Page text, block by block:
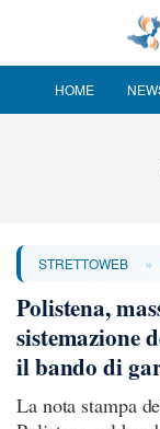
HOME
STRETTOWEB »
Polistena,
sistemazione
il bando di
La nota stampa